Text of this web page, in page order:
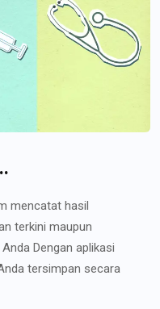
mencatat hasil
terkini maupun
Dengan aplikasi
tersimpan secara